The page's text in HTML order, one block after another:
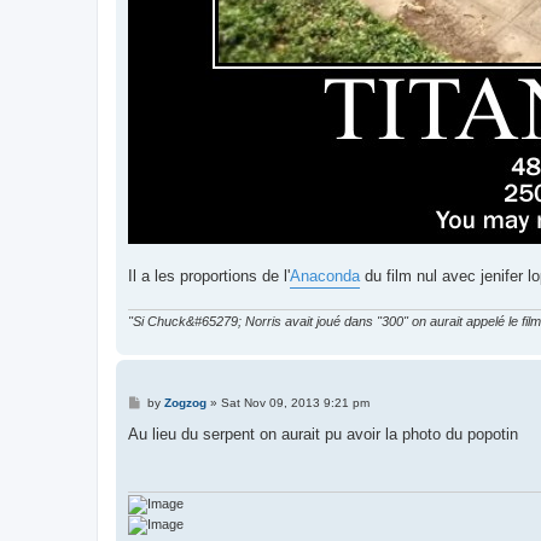
Il a les proportions de l'Anaconda du film nul avec jenifer
"Si Chuck&#65279; Norris avait joué dans "300" on aurait appelé le
P
s
by Zogzog» Sat Nov 09, 2013 9:21 pm
Au lieu du serpent on aurait pu avoir la photo du popotin